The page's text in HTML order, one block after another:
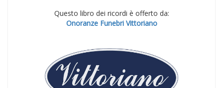
Questo libro dei ricordi è offerto da:
Onoranze Funebri Vittoriano